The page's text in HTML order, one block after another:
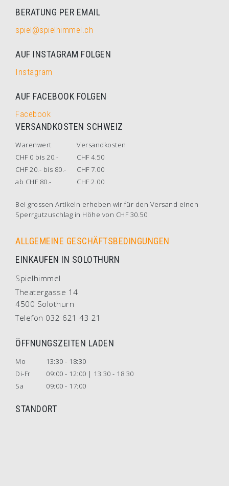
BERATUNG PER EMAIL
spiel@spielhimmel.ch
AUF INSTAGRAM FOLGEN
Instagram
AUF FACEBOOK FOLGEN
Facebook
VERSANDKOSTEN SCHWEIZ
Warenwert
Versandkosten
CHF 0 bis 20.-
CHF 4.50
CHF 20.- bis 80.-
CHF 7.00
ab CHF 80.-
CHF 2.00
Bei grossen Artikeln erheben wir für den Versand einen
Sperrgutzuschlag in Höhe von CHF 30.50
ALLGEMEINE GESCHÄFTSBEDINGUNGEN
EINKAUFEN IN SOLOTHURN
Spielhimmel
Theatergasse 14
4500 Solothurn
Telefon 032 621 43 21
ÖFFNUNGSZEITEN LADEN
Mo
13:30 - 18:30
Di-Fr
09:00 - 12:00 | 13:30 - 18:30
Sa
09:00 - 17:00
STANDORT